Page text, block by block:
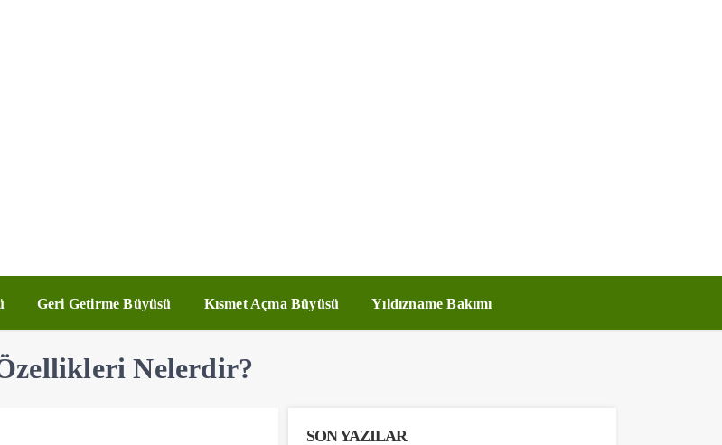
Geri Getirme Büyüsü Kısmet Açma Büyüsü Yıldızname Bakımı
Nelerdir?
SON YAZILAR